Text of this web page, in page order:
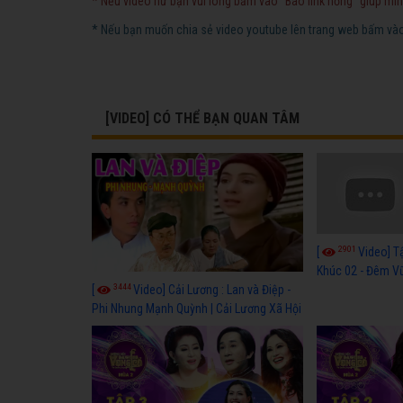
* Nếu bạn muốn chia sẻ video youtube lên trang web bấm
[VIDEO] CÓ THỂ BẠN QUAN TÂM
3444Video] Cải Lương : Lan và Điệp -
Phi Nhung Mạnh Quỳnh | Cải Lương Xã Hội
Hài Hước Mới Hay
2901 Video]
Khúc 02 - Đêm